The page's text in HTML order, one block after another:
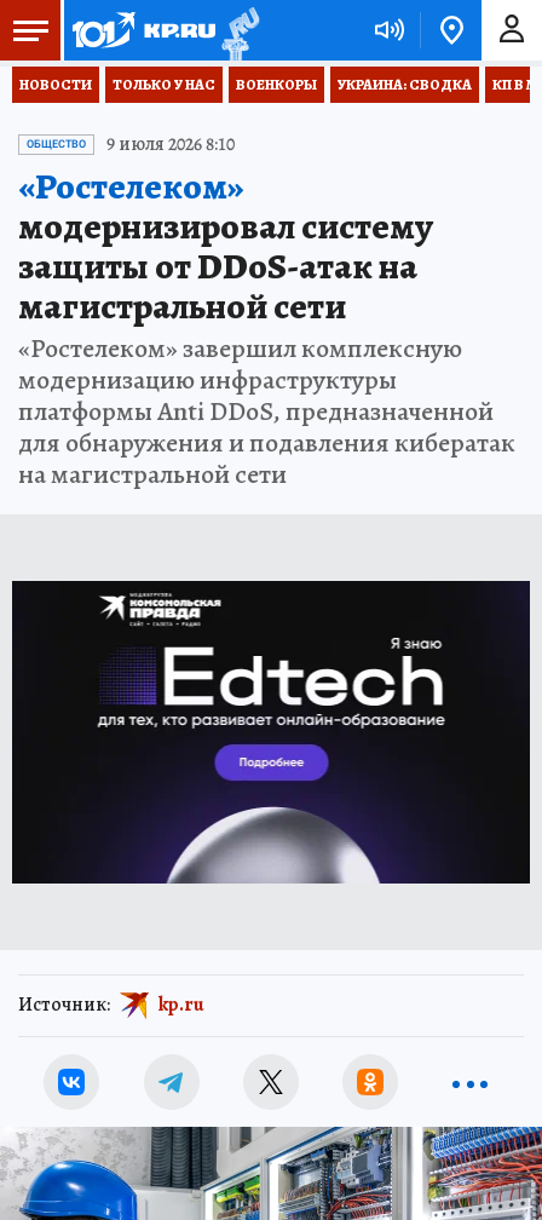
НОВОСТИ ТОЛЬКО У НАС ВОЕНКОРЫ УКРАИНА: СВОДКА КП В
ОБЩЕСТВО 9 июля 2026 8:10
«Ростелеком»
модернизировал систему
защиты от DDoS-атак на
магистральной сети
«Ростелеком» завершил комплексную
модернизацию инфраструктуры
платформы Anti DDoS, предназначенной
для обнаружения и подавления кибератак
на магистральной сети
Источник: kp.ru